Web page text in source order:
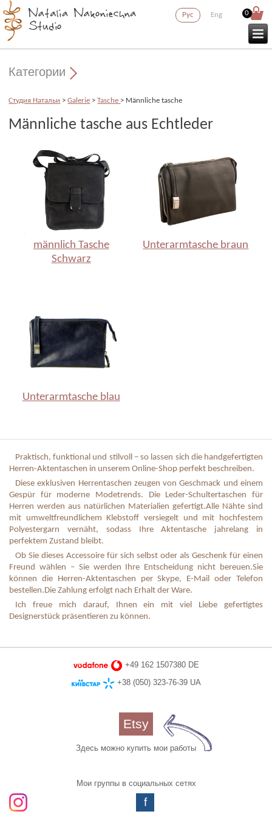
Рус Eng 0
Категории
Cтудия Натальи >Galerie >Tasche > Männliche tasche
Männliche tasche aus Echtleder
männlich Tasche
Schwarz
Unterarmtasche braun
Unterarmtasche blau
Praktisch, funktional und stilvoll – so lassen sich die handgefertigten
Herren-Aktentaschen in unserem Online-Shop perfekt beschreiben.
Diese exklusiven Herrentaschen zeugen von Geschmack und einem
Gespür für moderne Modetrends. Die Leder-Schultertaschen für
Herren werden aus natürlichen Materialien gefertigt.Alle Nähte sind
mit umweltfreundlichem Klebstoff versiegelt und mit hochfestem
Polyestergarn vernäht, sodass Ihre Aktentasche jahrelang in
perfektem Zustand bleibt.
Ob Sie dieses Accessoire für sich selbst oder als Geschenk für einen
Freund wählen – Sie werden Ihre Entscheidung nicht bereuen.Sie
können die Herren-Aktentaschen per Skype, E-Mail oder Telefon
bestellen.Die Zahlung erfolgt nach Erhalt der Ware.
Ich freue mich darauf, Ihnen ein mit viel Liebe gefertigtes
Designerstück präsentieren zu können.
+49 162 1507380 DE
+38 (050) 323-76-39 UA
Etsy
Здесь можно купить мои работы
Мои группы в социальных сетях
f